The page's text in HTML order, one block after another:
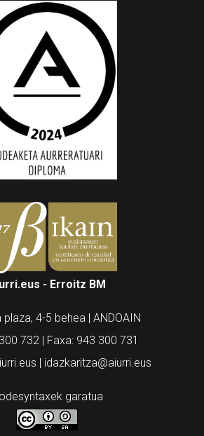
- Erroitz BM
plaza, 4-5 behea | ANDOAIN
732 | Faxa: 943 300 731
| idazkaritza@aiurri.eus
garatua